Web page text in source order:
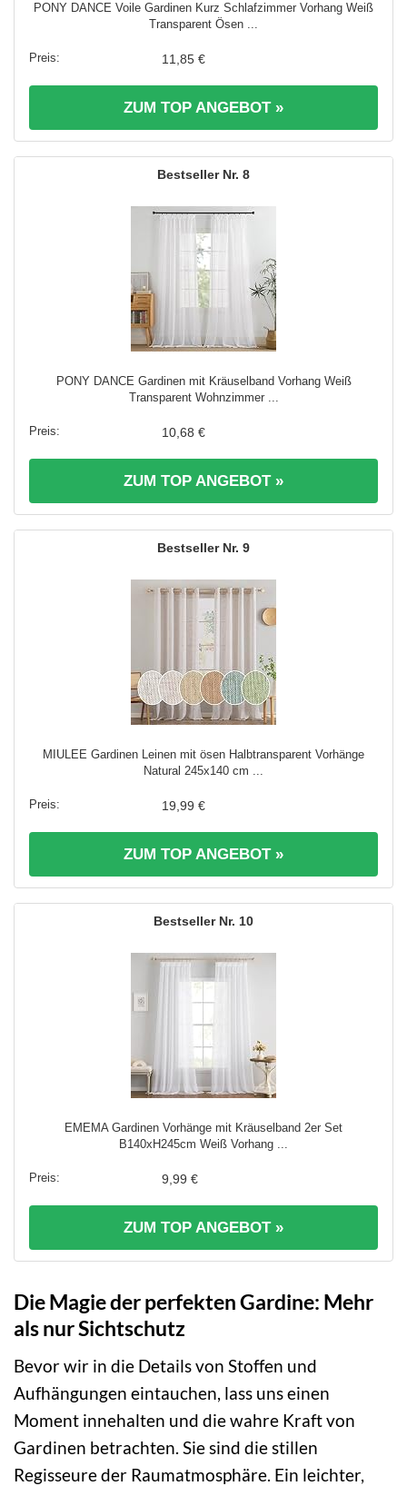
PONY DANCE Voile Gardinen Kurz Schlafzimmer Vorhang Weiß
Transparent Ösen ...
11,85 €
ZUM TOP ANGEBOT »
8
PONY DANCE Gardinen mit Kräuselband Vorhang Weiß
Transparent Wohnzimmer ...
10,68 €
ZUM TOP ANGEBOT »
9
MIULEE Gardinen Leinen mit ösen Halbtransparent Vorhänge
Natural 245x140 cm ...
19,99 €
ZUM TOP ANGEBOT »
10
EMEMA Gardinen Vorhänge mit Kräuselband 2er Set
B140xH245cm Weiß Vorhang ...
9,99 €
ZUM TOP ANGEBOT »
Die Magie der perfekten Gardine: Mehr
als nur Sichtschutz
Bevor wir in die Details von Stoffen und
Aufhängungen eintauchen, lass uns einen
Moment innehalten und die wahre Kraft von
Gardinen betrachten. Sie sind die stillen
Regisseure der Raumatmosphäre. Ein leichter,